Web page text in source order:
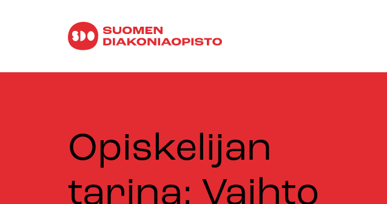
Opiskelijan
tarina: Vaihto